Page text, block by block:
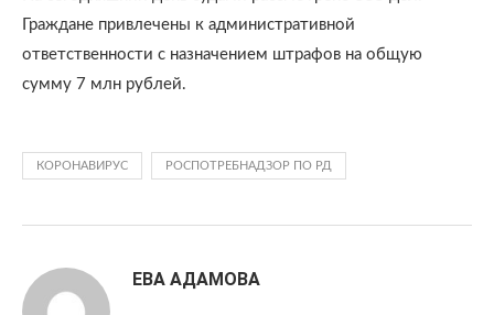
Граждане привлечены к административной
ответственности с назначением штрафов на общую
сумму 7 млн рублей.
КОРОНАВИРУС РОСПОТРЕБНАДЗОР ПО РД
ЕВА АДАМОВА